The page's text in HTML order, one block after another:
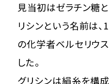
見当初はゼラチン糖
リシンという名前は
の化学者ベルセリウ
した。
グリシンは絹糸を構